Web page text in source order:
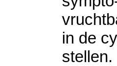
in de
stellen.